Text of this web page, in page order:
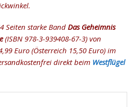
Seiten starke Band Das Geheimnis
(ISBN 978-3-939408-67-3) von
Euro (Österreich 15,50 Euro) im
direkt beim Westflügel